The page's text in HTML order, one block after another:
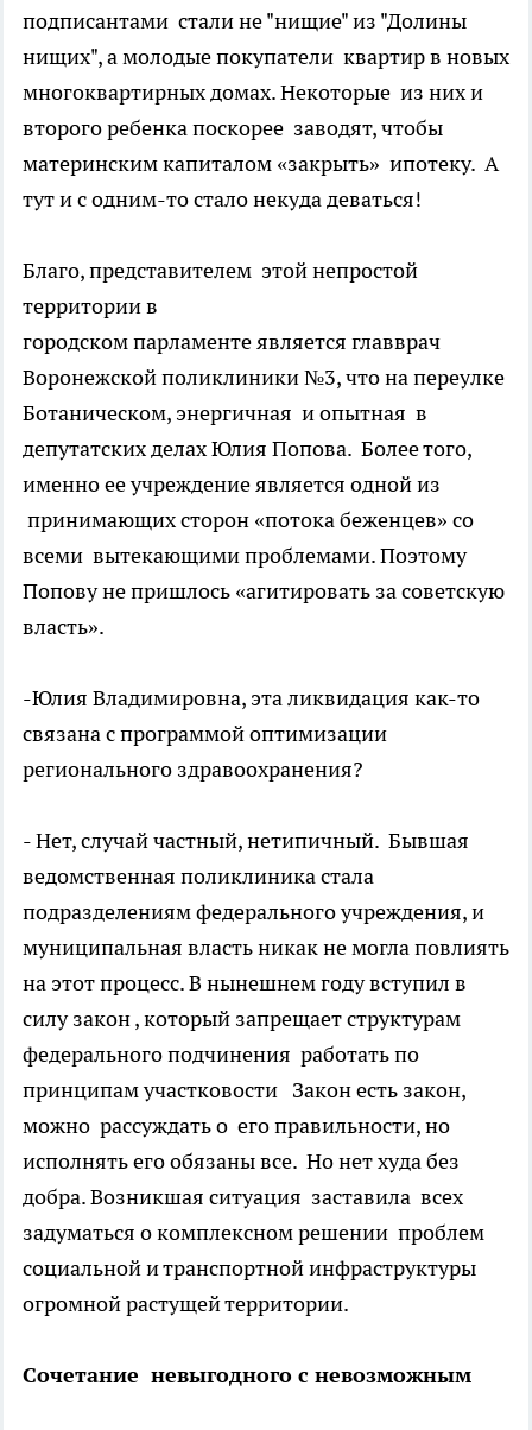
подписантами стали не "нищие" из "Долины
нищих", а молодые покупатели квартир в новых
многоквартирных домах. Некоторые из них и
второго ребенка поскорее заводят, чтобы
материнским капиталом «закрыть» ипотеку. А
тут и с одним-то стало некуда деваться!
Благо, представителем этой непростой
территории в
городском парламенте является главврач
Воронежской поликлиники №3, что на переулке
Ботаническом, энергичная и опытная в
депутатских делах Юлия Попова. Более того,
именно ее учреждение является одной из
принимающих сторон «потока беженцев» со
всеми вытекающими проблемами. Поэтому
Попову не пришлось «агитировать за советскую
власть».
-Юлия Владимировна, эта ликвидация как-то
связана с программой оптимизации
регионального здравоохранения?
- Нет, случай частный, нетипичный. Бывшая
ведомственная поликлиника стала
подразделениям федерального учреждения, и
муниципальная власть никак не могла повлиять
на этот процесс. В нынешнем году вступил в
силу закон , который запрещает структурам
федерального подчинения работать по
принципам участковости Закон есть закон,
можно рассуждать о его правильности, но
исполнять его обязаны все. Но нет худа без
добра. Возникшая ситуация заставила всех
задуматься о комплексном решении проблем
социальной и транспортной инфраструктуры
огромной растущей территории.
Сочетание невыгодного с невозможным